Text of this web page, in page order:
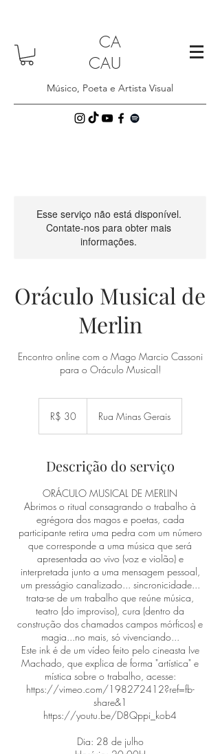
CA
CAU
Músico, Poeta e Artista Visual
Esse serviço não está disponível.
Contate-nos para obter mais
informações.
Oráculo Musical de
Merlin
Encontro online com o Mago Marcio Cassoni
para o Oráculo Musical!
brasileiros
R$ 30 Rua Minas Gerais
Descrição do serviço
ORÁCULO MUSICAL DE MERLIN
Abrimos o ritual consagrando o trabalho à
egrégora dos magos e poetas, cada
participante retira uma pedra com um número
que corresponde a uma música que será
apresentada ao vivo (voz e violão) e
interpretada junto a uma mensagem pessoal,
um presságio canalizado... sincronicidade...
trata-se de um trabalho que reúne música,
teatro (do improviso), cura (dentro da
construção dos chamados campos mórficos) e
magia...no mais, só vivenciando...
Este ink é de um vídeo feito pelo cineasta Ive
Machado, que explica de forma "artística" e
mística sobre o trabalho, acesse:
https://vimeo.com/198272412?ref=fb-
share&1
https://youtu.be/D8Qppi_kob4
Dia: 28 de julho